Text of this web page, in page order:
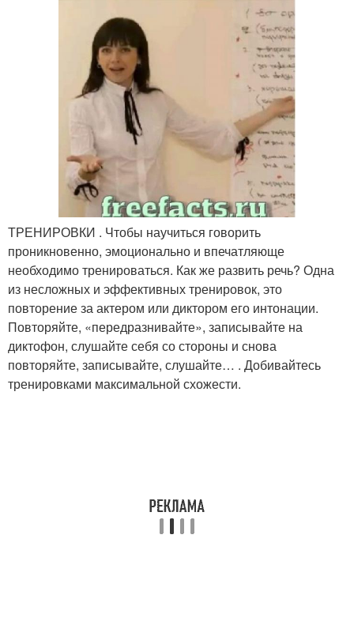
ТРЕНИРОВКИ . Чтобы научиться говорить
проникновенно, эмоционально и впечатляюще
необходимо тренироваться. Как же развить речь? Одна
из несложных и эффективных тренировок, это
повторение за актером или диктором его интонации.
Повторяйте, «передразнивайте», записывайте на
диктофон, слушайте себя со стороны и снова
повторяйте, записывайте, слушайте… . Добивайтесь
тренировками максимальной схожести.